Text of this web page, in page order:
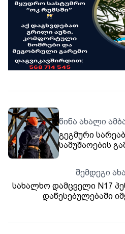
წინა ახალი
გეგმური
სამუშაოების
შეეზღუდება -
შემდეგი
სახალხო დამცველი N17
დაწესებულებაში